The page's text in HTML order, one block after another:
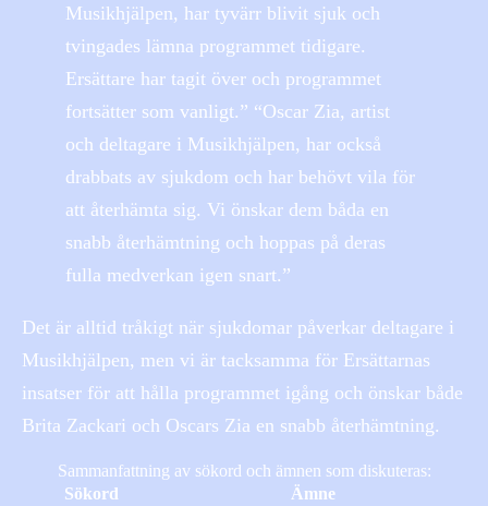
Musikhjälpen, har tyvärr blivit sjuk och
tvingades lämna programmet tidigare.
Ersättare har tagit över och programmet
fortsätter som vanligt.” “Oscar Zia, artist
och deltagare i Musikhjälpen, har också
drabbats av sjukdom och har behövt vila för
att återhämta sig. Vi önskar dem båda en
snabb återhämtning och hoppas på deras
fulla medverkan igen snart.”
Det är alltid tråkigt när sjukdomar påverkar deltagare i
Musikhjälpen, men vi är tacksamma för Ersättarnas
insatser för att hålla programmet igång och önskar både
Brita Zackari och Oscars Zia en snabb återhämtning.
Sammanfattning av sökord och ämnen som diskuteras:
Sökord
Ämne